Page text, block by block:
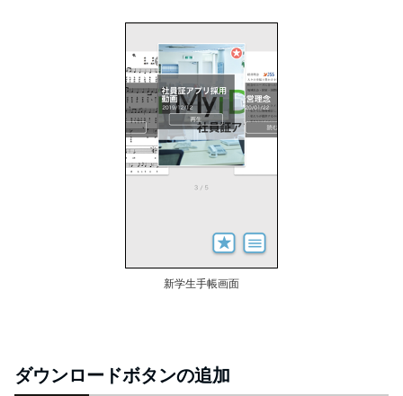
新学生手帳画面
ダウンロードボタンの追加